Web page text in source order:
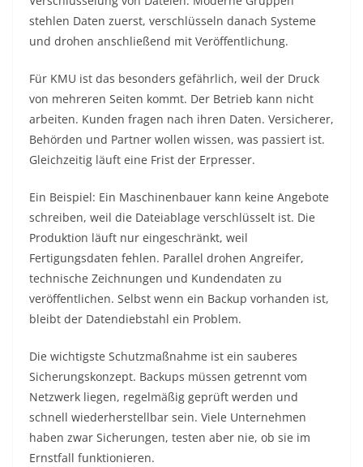
stehlen Daten zuerst, verschlüsseln danach Systeme
und drohen anschließend mit Veröffentlichung.
Für KMU ist das besonders gefährlich, weil der Druck
von mehreren Seiten kommt. Der Betrieb kann nicht
arbeiten. Kunden fragen nach ihren Daten. Versicherer,
Behörden und Partner wollen wissen, was passiert ist.
Gleichzeitig läuft eine Frist der Erpresser.
Ein Beispiel: Ein Maschinenbauer kann keine Angebote
schreiben, weil die Dateiablage verschlüsselt ist. Die
Produktion läuft nur eingeschränkt, weil
Fertigungsdaten fehlen. Parallel drohen Angreifer,
technische Zeichnungen und Kundendaten zu
veröffentlichen. Selbst wenn ein Backup vorhanden ist,
bleibt der Datendiebstahl ein Problem.
Die wichtigste Schutzmaßnahme ist ein sauberes
Sicherungskonzept. Backups müssen getrennt vom
Netzwerk liegen, regelmäßig geprüft werden und
schnell wiederherstellbar sein. Viele Unternehmen
haben zwar Sicherungen, testen aber nie, ob sie im
Ernstfall funktionieren.